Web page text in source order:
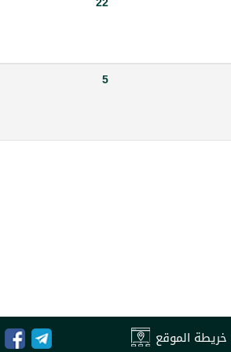
5
خريطة الموقع